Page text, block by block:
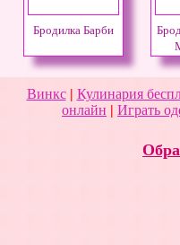
Бродилка Барби
Винкс| Кулинария
онлайн | Играть